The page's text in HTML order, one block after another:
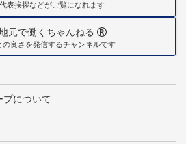
表挨拶などがご覧になれます
元で働くちゃんねる
の良さを発信するチャンネルです
プについて